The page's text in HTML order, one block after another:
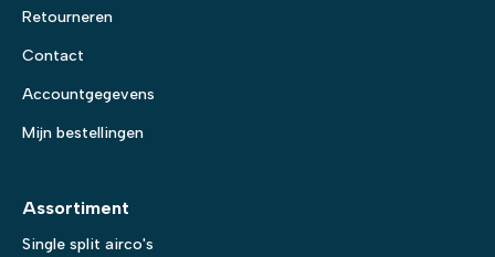
Retourneren
Contact
Accountgegevens
Mijn bestellingen
Assortiment
Single split airco's